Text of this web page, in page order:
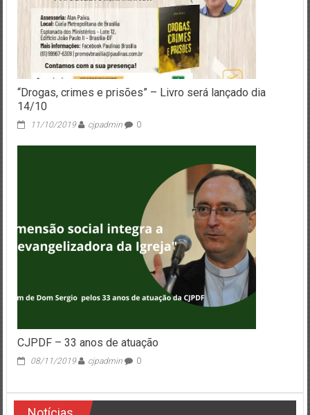
“Drogas, crimes e prisões” – Livro será lançado dia
14/10
11/10/2019 cjpadmin 0
CJPDF – 33 anos de atuação
08/11/2019 cjpadmin 0